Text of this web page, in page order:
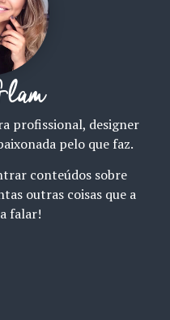
profissional, designer
pelo que faz.
conteúdos sobre
outras coisas que a
falar!